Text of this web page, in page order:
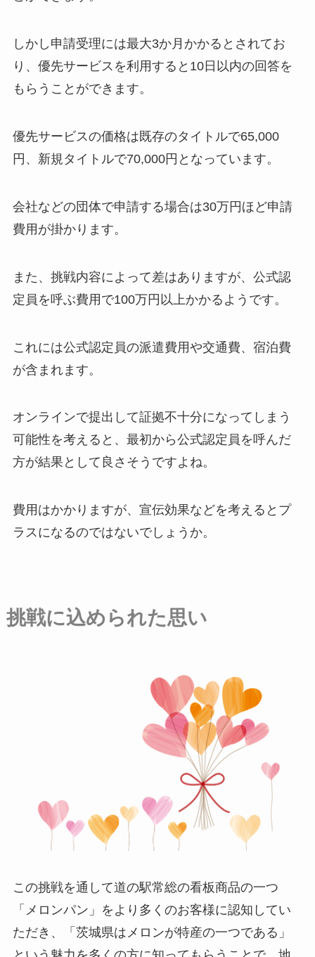
しかし申請受理には最大3か月かかるとされてお
り、優先サービスを利用すると10日以内の回答を
もらうことができます。
優先サービスの価格は既存のタイトルで65,000
円、新規タイトルで70,000円となっています。
会社などの団体で申請する場合は30万円ほど申請
費用が掛かります。
また、挑戦内容によって差はありますが、公式認
定員を呼ぶ費用で100万円以上かかるようです。
これには公式認定員の派遣費用や交通費、宿泊費
が含まれます。
オンラインで提出して証拠不十分になってしまう
可能性を考えると、最初から公式認定員を呼んだ
方が結果として良さそうですよね。
費用はかかりますが、宣伝効果などを考えるとプ
ラスになるのではないでしょうか。
挑戦に込められた思い
この挑戦を通して道の駅常総の看板商品の一つ
「メロンパン」をより多くのお客様に認知してい
ただき、「茨城県はメロンが特産の一つである」